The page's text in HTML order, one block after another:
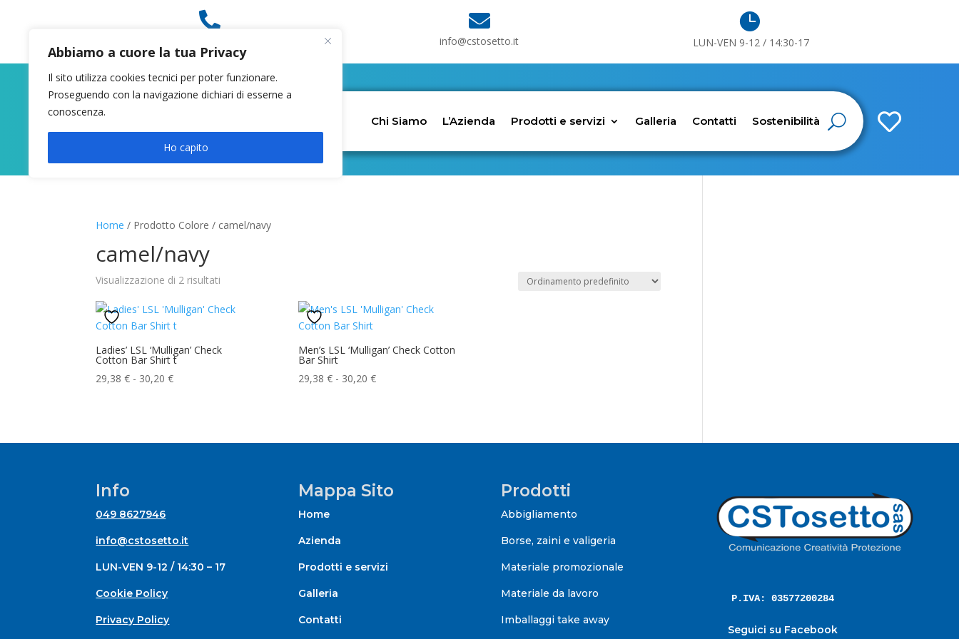
Abbiamo a cuore la tua Privacy
Il sito utilizza cookies tecnici per poter funzionare.
Proseguendo con la navigazione dichiari di esserne a
conoscenza.
Ho capito
 
info@cstosetto.it

LUN-VEN 9-12 / 14:30-17

Chi Siamo L’Azienda Prodotti e servizi Galleria Contatti Sostenibilità
Home / Prodotto Colore / camel/navy
camel/navy
Visualizzazione di 2 risultati
Ladies’ LSL ‘Mulligan’ Check
Cotton Bar Shirt t
29,38€ - 30,20€Fascia
29,38 €
Men’s LSL ‘Mulligan’ Check Cotton
Bar Shirt
29,38 € - 30,20 €Fascia
29,38 €
Info
049 8627946
info@cstosetto.it
LUN-VEN 9-12 / 14:30 – 17
Cookie Policy
Privacy Policy
Mappa Sito
Home
Azienda
Prodotti e servizi
Galleria
Contatti
Prodotti
Abbigliamento
Borse, zaini e valigeria
Materiale promozionale
Materiale da lavoro
Imballaggi take away
P.IVA: 03577200284
Seguici su Facebook